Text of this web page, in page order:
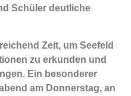
Schüler deutliche
Zeit, um Seefeld
zu erkunden und
Ein besonderer
am Donnerstag, an